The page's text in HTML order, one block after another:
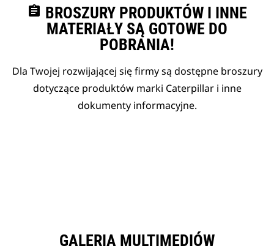
assignment BROSZURY PRODUKTÓW I INNE
MATERIAŁY SĄ GOTOWE DO
POBRANIA!
Dla Twojej rozwijającej się firmy są dostępne broszury
dotyczące produktów marki Caterpillar i inne
dokumenty informacyjne.
GALERIA MULTIMEDIÓW